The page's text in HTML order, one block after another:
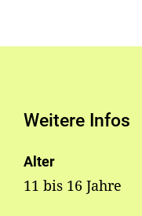
Weitere Infos
Alter
11 bis 16 Jahre